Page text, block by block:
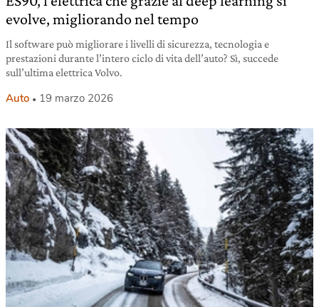
evolve, migliorando nel tempo
Il software può migliorare i livelli di sicurezza, tecnologia e
prestazioni durante l’intero ciclo di vita dell’auto? Sì, succede
sull’ultima elettrica Volvo.
Auto 19 marzo 2026